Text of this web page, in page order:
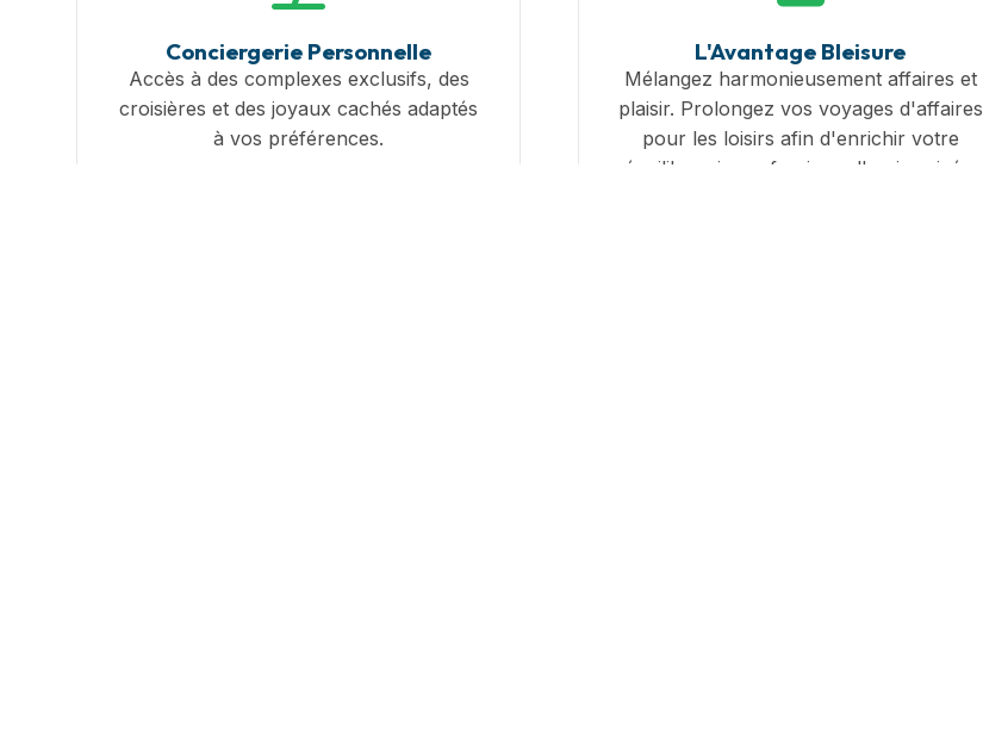
Conciergerie Personnelle
Accès à des complexes exclusifs, des
croisières et des joyaux cachés adaptés
à vos préférences.
L'Avantage Bleisure
Mélangez harmonieusement affaires et
plaisir. Prolongez vos voyages d'affaires
pour les loisirs afin d'enrichir votre
équilibre vie professionnelle-vie privée.